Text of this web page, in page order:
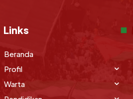
Links
Beranda
Profil
Warta